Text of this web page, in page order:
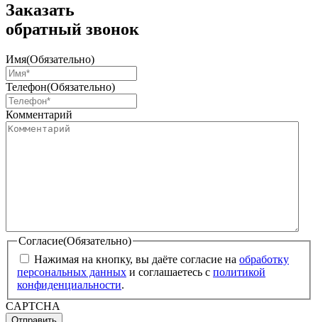
Заказать
обратный звонок
Имя(Обязательно)
Телефон(Обязательно)
Комментарий
Согласие(Обязательно)
Нажимая на кнопку, вы даёте согласие на обработку
персональных данных и соглашаетесь с политикой
конфиденциальности.
CAPTCHA